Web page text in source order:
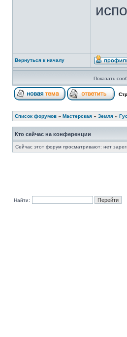
Вернуться к началу
Показать
Список форумов » Мастерская » Земля »
Кто сейчас на конференции
Сейчас этот форум просматривают: нет
Найти: